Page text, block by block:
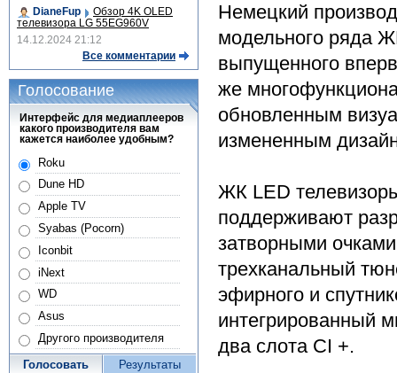
Немецкий
модельного ряда
выпущенного
же
обновленным
измененным
ЖК LED
поддерживают
затворными
трехканальный
эфирного и
интегрированный
два слота CI +.
DianeFup
Обзор 4K OLED
телевизора LG 55EG960V
14.12.2024 21:12
Все комментарии
Голосование
Интерфейс для медиаплееров
какого производителя вам
кажется наиболее удобным?
Roku
Dune HD
Apple TV
Syabas (Pocorn)
Iconbit
iNext
WD
Asus
Другого производителя
Голосовать Результаты